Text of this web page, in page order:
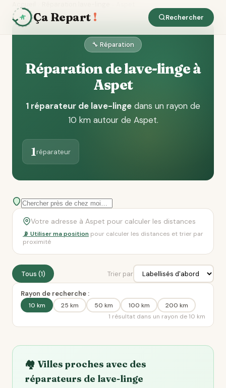
Ça Repart ! Rechercher
🔧 Réparation
Réparation de lave-linge à
Aspet
1 réparateur de lave-linge dans un rayon de
10 km autour de Aspet.
1réparateur
📡 Utiliser ma position pour calculer les distances et trier par
proximité
Tous (1) Trier par
Rayon de recherche :
10 km 25 km 50 km 100 km
200 km
1 résultat dans un rayon de 10 km
🏘️ Villes proches avec des
réparateurs de lave-linge